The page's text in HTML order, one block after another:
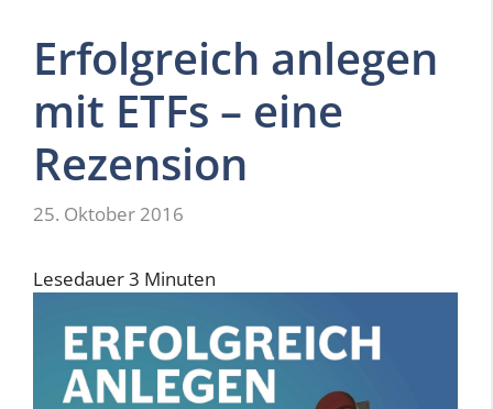
Erfolgreich anlegen
mit ETFs – eine
Rezension
25. Oktober 2016
Lesedauer3 Minuten